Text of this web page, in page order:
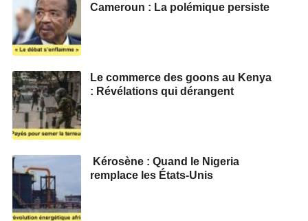
Cameroun : La polémique persiste
Le commerce des goons au Kenya
: Révélations qui dérangent
Kérosène : Quand le Nigeria
remplace les États-Unis